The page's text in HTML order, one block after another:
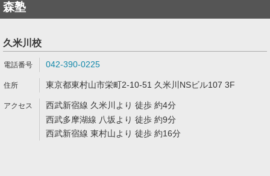
森塾
久米川校
042-390-0225
東京都東村山市栄町2-10-51 久米川NSビル107 3F
西武新宿線 久米川より 徒歩 約4分
西武多摩湖線 八坂より 徒歩 約9分
西武新宿線 東村山より 徒歩 約16分